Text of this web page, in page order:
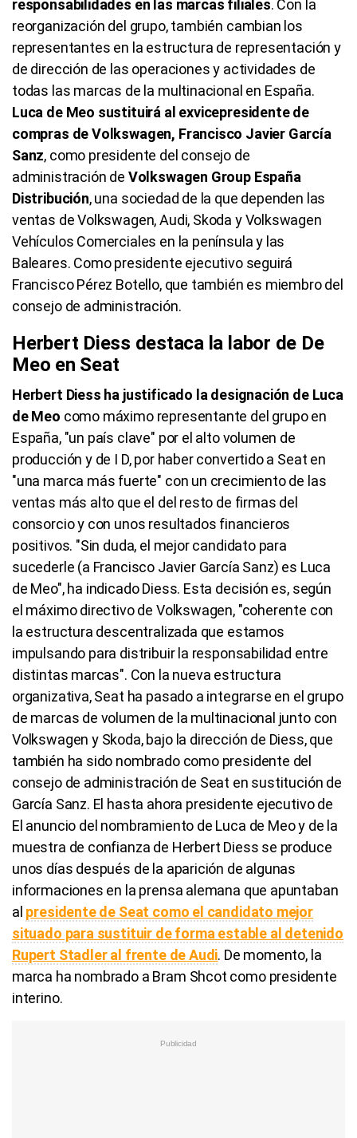
responsabilidades en las marcas filiales. Con la
reorganización del grupo, también cambian los
representantes en la estructura de representación y
de dirección de las operaciones y actividades de
todas las marcas de la multinacional en España.
Luca de Meo sustituirá al exvicepresidente de
compras de Volkswagen, Francisco Javier García
Sanz, como presidente del consejo de
administración de Volkswagen Group España
Distribución, una sociedad de la que dependen las
ventas de Volkswagen, Audi, Skoda y Volkswagen
Vehículos Comerciales en la península y las
Baleares. Como presidente ejecutivo seguirá
Francisco Pérez Botello, que también es miembro del
consejo de administración.
Herbert Diess destaca la labor de De
Meo en Seat
Herbert Diess ha justificado la designación de Luca
de Meo como máximo representante del grupo en
España, "un país clave" por el alto volumen de
producción y de I D, por haber convertido a Seat en
"una marca más fuerte" con un crecimiento de las
ventas más alto que el del resto de firmas del
consorcio y con unos resultados financieros
positivos. "Sin duda, el mejor candidato para
sucederle (a Francisco Javier García Sanz) es Luca
de Meo", ha indicado Diess. Esta decisión es, según
el máximo directivo de Volkswagen, "coherente con
la estructura descentralizada que estamos
impulsando para distribuir la responsabilidad entre
distintas marcas". Con la nueva estructura
organizativa, Seat ha pasado a integrarse en el grupo
de marcas de volumen de la multinacional junto con
Volkswagen y Skoda, bajo la dirección de Diess, que
también ha sido nombrado como presidente del
consejo de administración de Seat en sustitución de
García Sanz. El hasta ahora presidente ejecutivo de
El anuncio del nombramiento de Luca de Meo y de la
muestra de confianza de Herbert Diess se produce
unos días después de la aparición de algunas
informaciones en la prensa alemana que apuntaban
al presidente de Seat como el candidato mejor
situado para sustituir de forma estable al detenido
Rupert Stadler al frente de Audi. De momento, la
marca ha nombrado a Bram Shcot como presidente
interino.